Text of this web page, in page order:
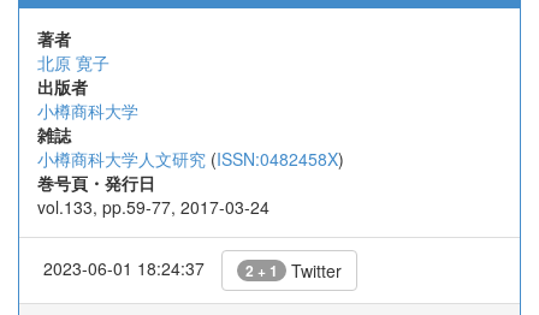
著者
北原 寛子
出版者
小樽商科大学
雑誌
小樽商科大学人文研究 (ISSN:0482458X)
巻号頁・発行日
vol.133, pp.59-77, 2017-03-24
2023-06-01 18:24:37 2 + 1 Twitter